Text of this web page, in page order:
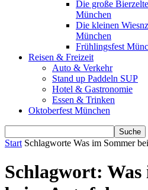
Die große
München
Die kleinen
München
Frühlingsfest
Reisen & Freizeit
Auto & Verkehr
Stand up Paddeln SUP
Hotel & Gastronomie
Essen & Trinken
Oktoberfest München
Start Schlagworte Was im Sommer
Schlagwort: